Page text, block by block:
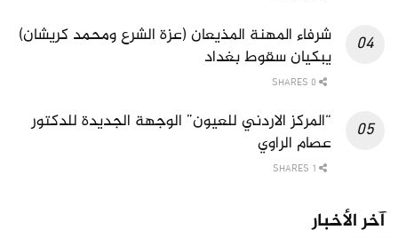
شرفاء المهنة المذيعان (عزة الشرع ومحمد كريشان)
يبكيان سقوط بغداد
“المركز الاردني للعيون” الوجهة الجديدة للدكتور
عصام الراوي
آخر الأخبار